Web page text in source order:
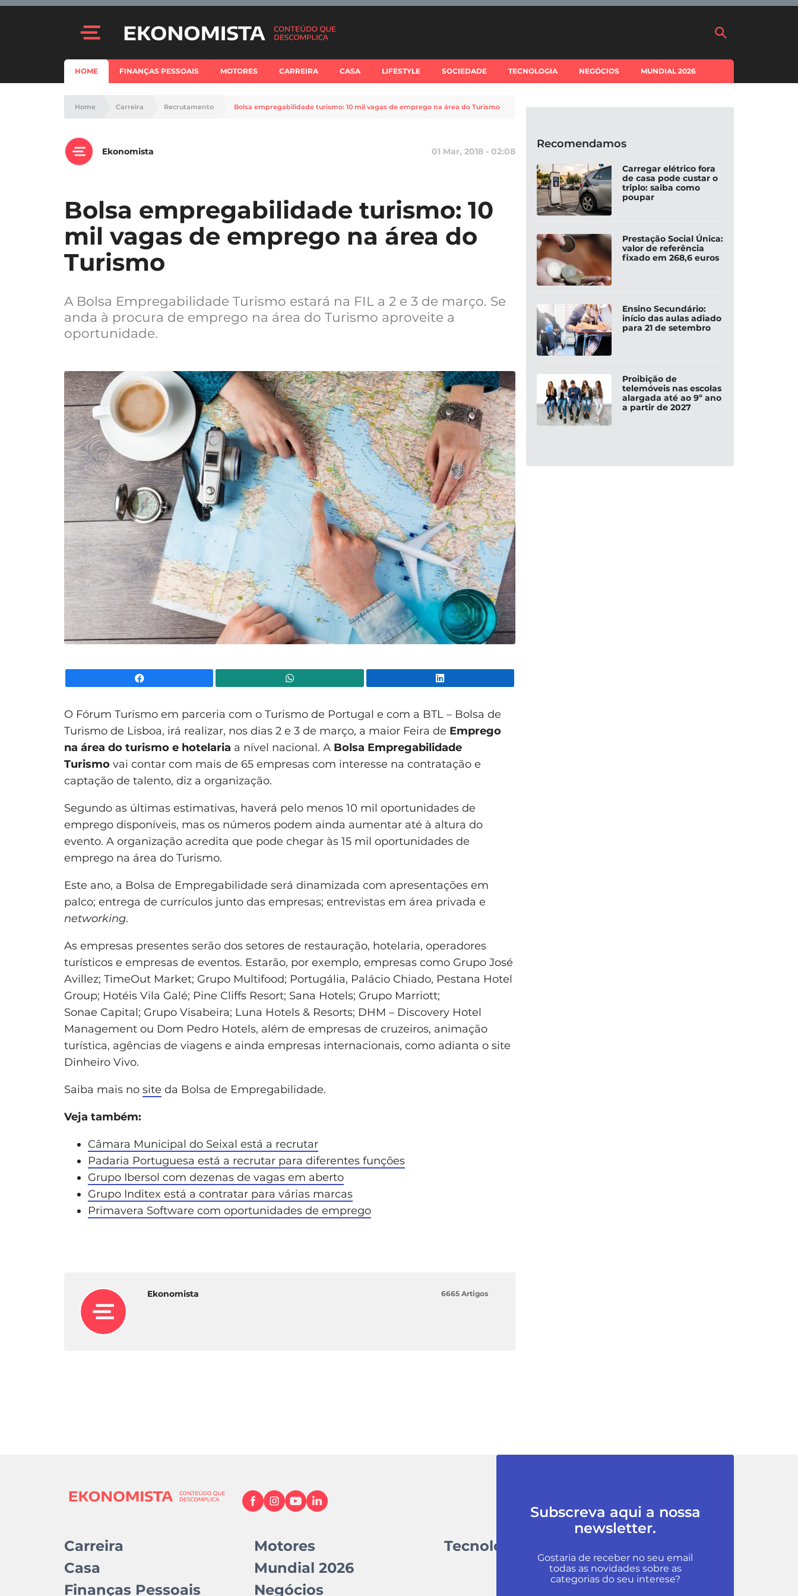
HOME FINANÇAS PESSOAIS MOTORES CARREIRA CASA LIFESTYLE SOCIEDADE TECNOLOGIA NEGÓCIOS MUNDIAL 2026
Home Carreira Recrutamento Bolsa empregabilidade turismo: 10 mil vagas de emprego na área do Turismo
Ekonomista 01 Mar, 2018 - 02:08
Bolsa empregabilidade turismo: 10
mil vagas de emprego na área do
Turismo
A Bolsa Empregabilidade Turismo estará na FIL a 2 e 3 de março. Se
anda à procura de emprego na área do Turismo aproveite a
oportunidade.
O Fórum Turismo em parceria com o Turismo de Portugal e com a BTL – Bolsa de
Turismo de Lisboa, irá realizar, nos dias 2 e 3 de março, a maior Feira de Emprego
na área do turismo e hotelaria a nível nacional. A Bolsa Empregabilidade
Turismo vai contar com mais de 65 empresas com interesse na contratação e
captação de talento, diz a organização.
Segundo as últimas estimativas, haverá pelo menos 10 mil oportunidades de
emprego disponíveis, mas os números podem ainda aumentar até à altura do
evento. A organização acredita que pode chegar às 15 mil oportunidades de
emprego na área do Turismo.
Este ano, a Bolsa de Empregabilidade será dinamizada com apresentações em
palco; entrega de currículos junto das empresas; entrevistas em área privada e
networking.
As empresas presentes serão dos setores de restauração, hotelaria, operadores
turísticos e empresas de eventos. Estarão, por exemplo, empresas como Grupo José
Avillez; TimeOut Market; Grupo Multifood; Portugália, Palácio Chiado, Pestana Hotel
Group; Hotéis Vila Galé; Pine Cliffs Resort; Sana Hotels; Grupo Marriott;
Sonae Capital; Grupo Visabeira; Luna Hotels & Resorts; DHM – Discovery Hotel
Management ou Dom Pedro Hotels, além de empresas de cruzeiros, animação
turística, agências de viagens e ainda empresas internacionais, como adianta o site
Dinheiro Vivo.
Saiba mais no site da Bolsa de Empregabilidade.
Veja também:
Câmara Municipal do Seixal está a recrutar
Padaria Portuguesa está a recrutar para diferentes funções
Grupo Ibersol com dezenas de vagas em aberto
Grupo Inditex está a contratar para várias marcas
Primavera Software com oportunidades de emprego
Ekonomista 6665 Artigos
Recomendamos
Carregar elétrico fora
de casa pode custar o
triplo: saiba como
poupar
Prestação Social Única:
valor de referência
fixado em 268,6 euros
Ensino Secundário:
início das aulas adiado
para 21 de setembro
Proibição de
telemóveis nas escolas
alargada até ao 9º ano
a partir de 2027
Carreira
Casa
Finanças Pessoais
Motores
Mundial 2026
Negócios
Tecnologia
Subscreva aqui a nossa
newsletter.
Gostaria de receber no seu email
todas as novidades sobre as
categorias do seu interese?